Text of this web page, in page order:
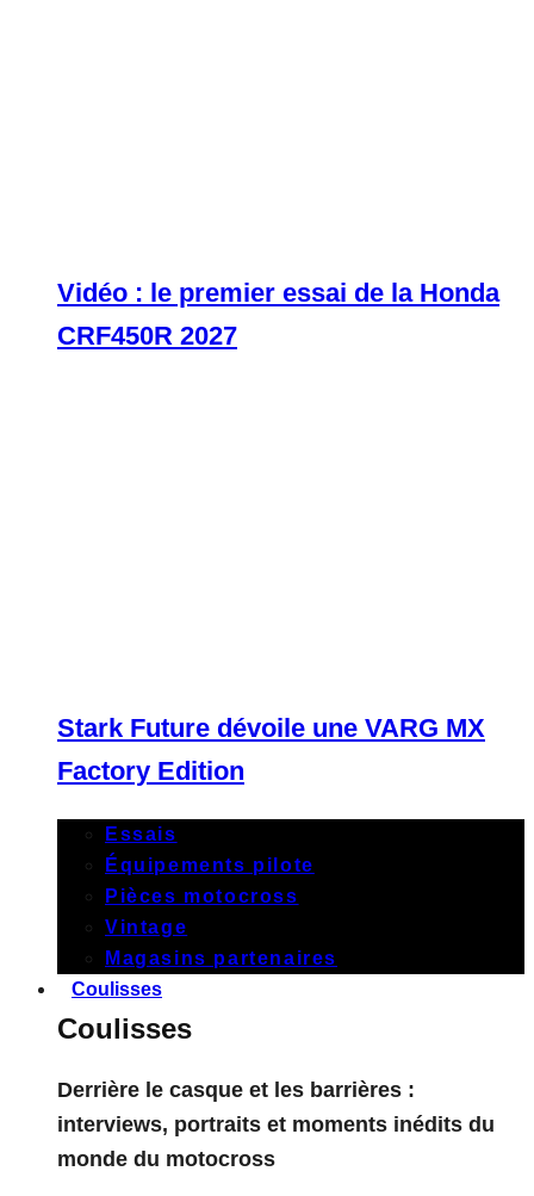
Vidéo : le premier essai de la Honda
CRF450R 2027
Stark Future dévoile une VARG MX
Factory Edition
Essais
Équipements pilote
Pièces motocross
Vintage
Magasins partenaires
Coulisses
Coulisses
Derrière le casque et les barrières :
interviews, portraits et moments inédits du
monde du motocross